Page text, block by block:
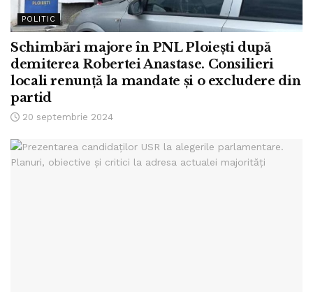
POLITIC
Schimbări majore în PNL Ploiești după
demiterea Robertei Anastase. Consilieri
locali renunță la mandate și o excludere din
partid
20 septembrie 2024